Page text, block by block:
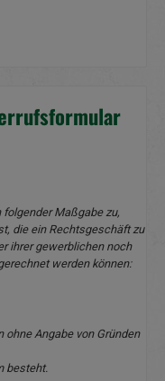
Maßgabe zu,
die ein Rechtsgeschäft zu
ihrer gewerblichen noch
werden können:
ohne Angabe von Gründen
besteht.